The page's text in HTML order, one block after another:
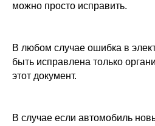
можно просто исправить.
В любом случае ошибка в
быть исправлена только
этот документ.
В случае если автомобиль